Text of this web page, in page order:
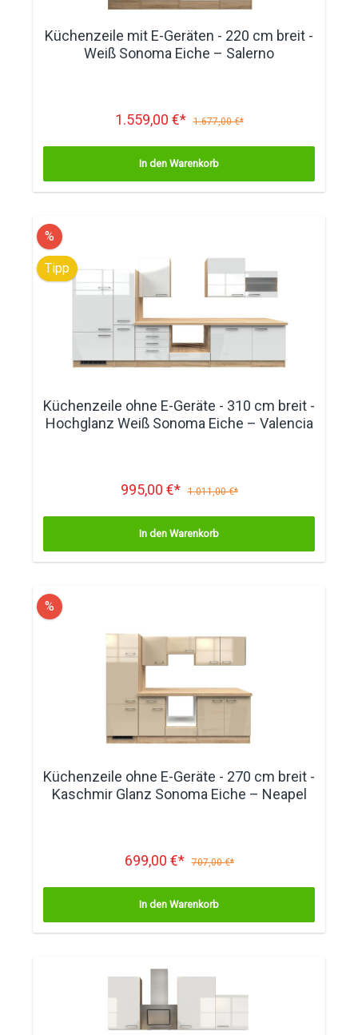
Küchenzeile mit E-Geräten - 220 cm breit -
Weiß Sonoma Eiche – Salerno
1.559,00 €* 1.677,00 €*
In den Warenkorb
%
Tipp
Küchenzeile ohne E-Geräte - 310 cm breit -
Hochglanz Weiß Sonoma Eiche – Valencia
995,00 €* 1.011,00 €*
In den Warenkorb
%
Küchenzeile ohne E-Geräte - 270 cm breit -
Kaschmir Glanz Sonoma Eiche – Neapel
699,00 €* 707,00 €*
In den Warenkorb